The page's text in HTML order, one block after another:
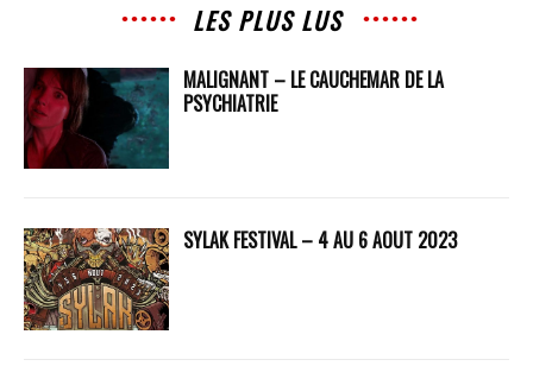
LES PLUS LUS
MALIGNANT – LE CAUCHEMAR DE LA
PSYCHIATRIE
SYLAK FESTIVAL – 4 AU 6 AOUT 2023